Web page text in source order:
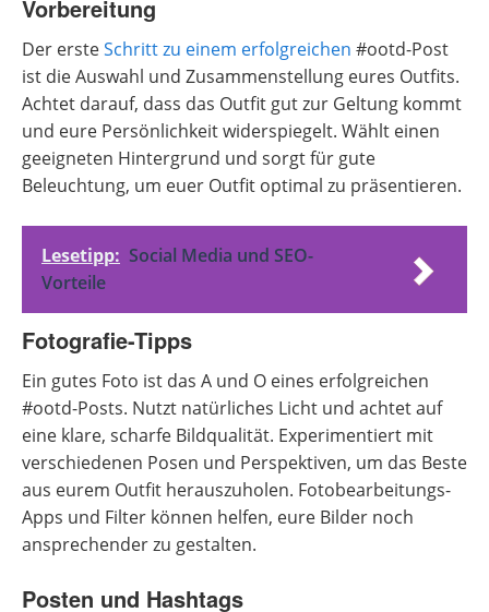
Vorbereitung
Der ersteSchritt zu einem erfolgreichen #ootd-Post
ist die Auswahl und Zusammenstellung eures Outfits.
Achtet darauf, dass das Outfit gut zur Geltung kommt
und eure Persönlichkeit widerspiegelt. Wählt einen
geeigneten Hintergrund und sorgt für gute
Beleuchtung, um euer Outfit optimal zu präsentieren.
Lesetipp: Social Media und SEO-
Vorteile
Fotografie-Tipps
Ein gutes Foto ist das A und O eines erfolgreichen
#ootd-Posts. Nutzt natürliches Licht und achtet auf
eine klare, scharfe Bildqualität. Experimentiert mit
verschiedenen Posen und Perspektiven, um das Beste
aus eurem Outfit herauszuholen. Fotobearbeitungs-
Apps und Filter können helfen, eure Bilder noch
ansprechender zu gestalten.
Posten und Hashtags